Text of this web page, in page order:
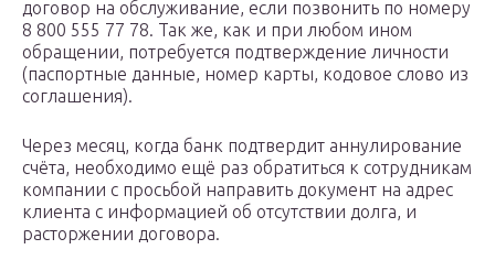
договор на обслуживание, если позвонить по номеру
8 800 555 77 78. Так же, как и при любом ином
обращении, потребуется подтверждение личности
(паспортные данные, номер карты, кодовое слово из
соглашения).
Через месяц, когда банк подтвердит аннулирование
счёта, необходимо ещё раз обратиться к сотрудникам
компании с просьбой направить документ на адрес
клиента с информацией об отсутствии долга, и
расторжении договора.